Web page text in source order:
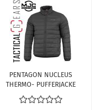
PENTAGON NUCLEUS
THERMO- PUFFERJACKE
K08030-01 SCHWARZ